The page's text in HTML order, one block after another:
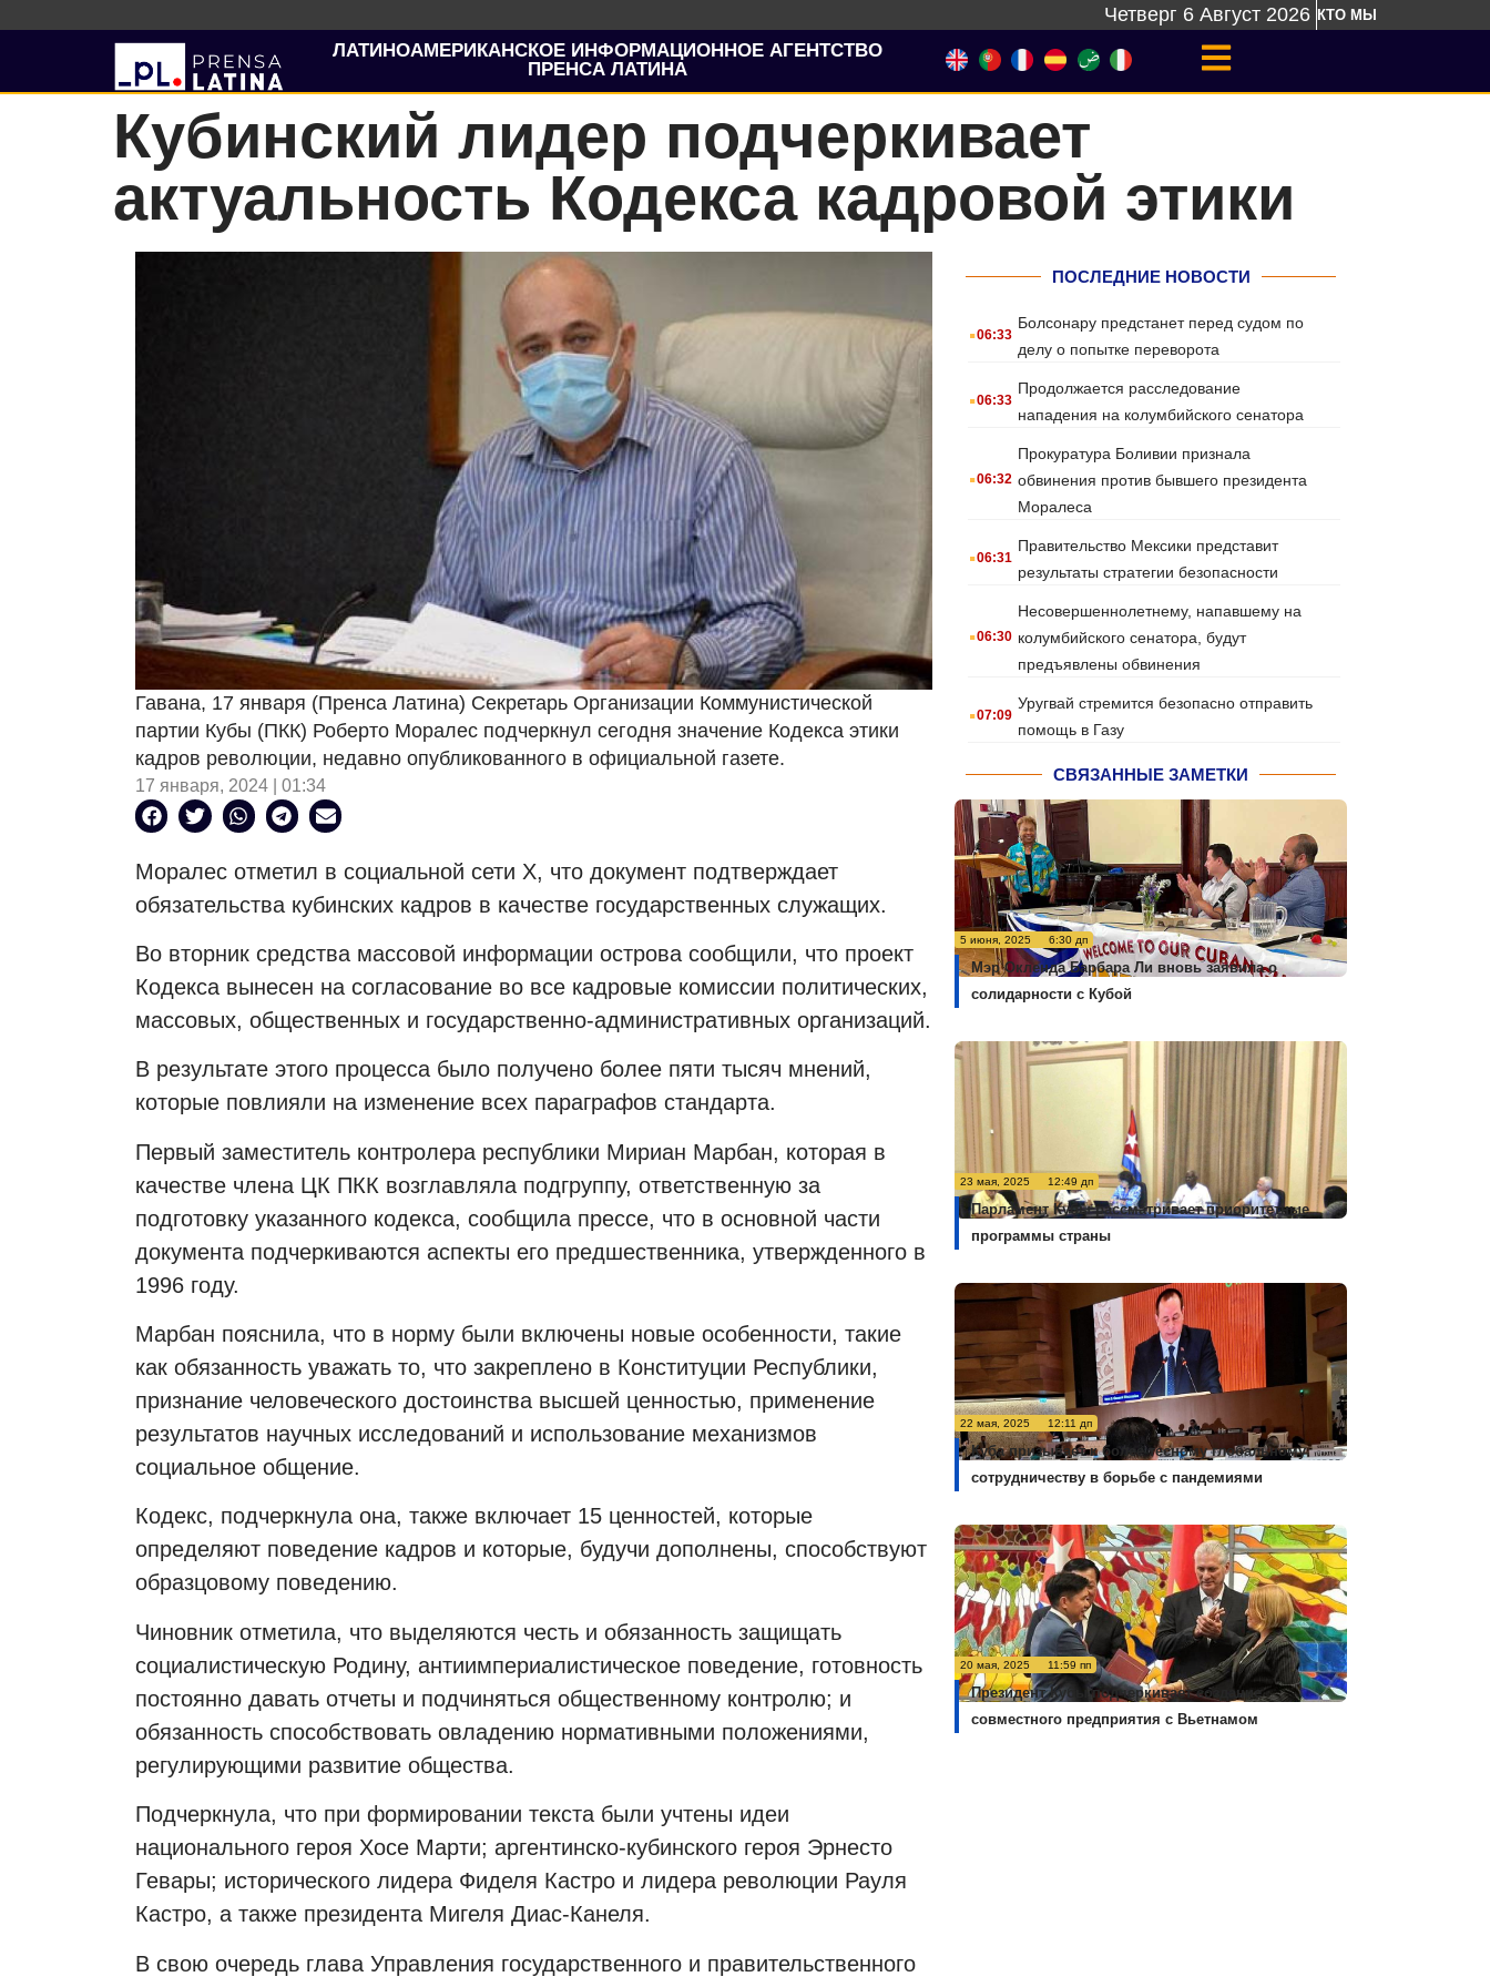
Четверг 6 Август 2026 КТО МЫ
ЛАТИНОАМЕРИКАНСКОЕ ИНФОРМАЦИОННОЕ АГЕНТСТВО
ПРЕНСА ЛАТИНА
Кубинский лидер подчеркивает
актуальность Кодекса кадровой этики
Гавана, 17 января (Пренса Латина) Секретарь Организации Коммунистической
партии Кубы (ПКК) Роберто Моралес подчеркнул сегодня значение Кодекса этики
кадров революции, недавно опубликованного в официальной газете.
17 января, 2024 | 01:34
Моралес отметил в социальной сети X, что документ подтверждает
обязательства кубинских кадров в качестве государственных служащих.
Во вторник средства массовой информации острова сообщили, что проект
Кодекса вынесен на согласование во все кадровые комиссии политических,
массовых, общественных и государственно-административных организаций.
В результате этого процесса было получено более пяти тысяч мнений,
которые повлияли на изменение всех параграфов стандарта.
Первый заместитель контролера республики Мириан Марбан, которая в
качестве члена ЦК ПКК возглавляла подгруппу, ответственную за
подготовку указанного кодекса, сообщила прессе, что в основной части
документа подчеркиваются аспекты его предшественника, утвержденного в
1996 году.
Марбан пояснила, что в норму были включены новые особенности, такие
как обязанность уважать то, что закреплено в Конституции Республики,
признание человеческого достоинства высшей ценностью, применение
результатов научных исследований и использование механизмов
социальное общение.
Кодекс, подчеркнула она, также включает 15 ценностей, которые
определяют поведение кадров и которые, будучи дополнены, способствуют
образцовому поведению.
Чиновник отметила, что выделяются честь и обязанность защищать
социалистическую Родину, антиимпериалистическое поведение, готовность
постоянно давать отчеты и подчиняться общественному контролю; и
обязанность способствовать овладению нормативными положениями,
регулирующими развитие общества.
Подчеркнула, что при формировании текста были учтены идеи
национального героя Хосе Марти; аргентинско-кубинского героя Эрнесто
Гевары; исторического лидера Фиделя Кастро и лидера революции Рауля
Кастро, а также президента Мигеля Диас-Канеля.
В свою очередь глава Управления государственного и правительственного
ПОСЛЕДНИЕ НОВОСТИ
.06:33
Болсонару предстанет перед судом по
делу о попытке переворота
.06:33
Продолжается расследование
нападения на колумбийского сенатора
.06:32
Прокуратура Боливии признала
обвинения против бывшего президента
Моралеса
.06:31
Правительство Мексики представит
результаты стратегии безопасности
.06:30
Несовершеннолетнему, напавшему на
колумбийского сенатора, будут
предъявлены обвинения
.07:09
Уругвай стремится безопасно отправить
помощь в Газу
СВЯЗАННЫЕ ЗАМЕТКИ
5 июня, 2025 6:30 дп
Мэр Окленда Барбара Ли вновь заявила о
солидарности с Кубой
23 мая, 2025 12:49 дп
Парламент Кубы рассматривает приоритетные
программы страны
22 мая, 2025 12:11 дп
Куба призывает к более тесному глобальному
сотрудничеству в борьбе с пандемиями
20 мая, 2025 11:59 пп
Президент Кубы подчеркивает создание
совместного предприятия с Вьетнамом